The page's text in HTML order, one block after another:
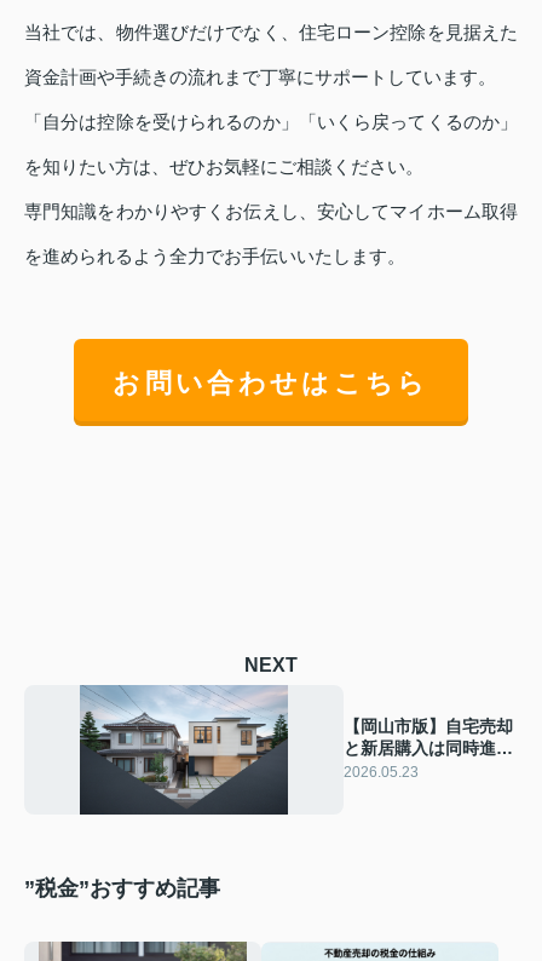
当社では、物件選びだけでなく、住宅ローン控除を見据えた
資金計画や手続きの流れまで丁寧にサポートしています。
「自分は控除を受けられるのか」「いくら戻ってくるのか」
を知りたい方は、ぜひお気軽にご相談ください。
専門知識をわかりやすくお伝えし、安心してマイホーム取得
を進められるよう全力でお手伝いいたします。
お問い合わせはこちら
NEXT
【岡山市版】自宅売却
と新居購入は同時進
行？住み替えの効率的
2026.05.23
”税金”おすすめ記事